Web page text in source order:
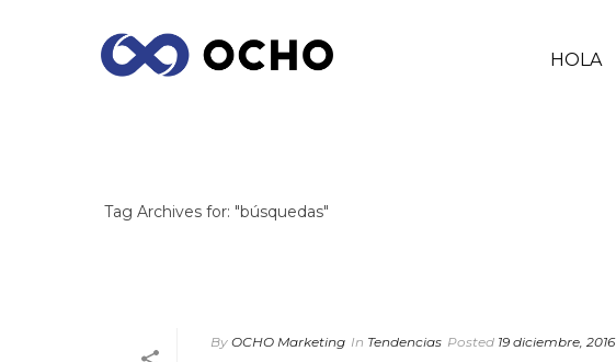
HOLA
Tag Archives for: "búsquedas"
By OCHO Marketing In Tendencias Posted 19 diciembre, 2016